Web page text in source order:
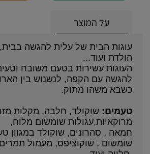
על המוצר
עוגות הבית של עלית להגשה
הולדת ועוד...
העוגות עשירות בטעם משובח
להגשה עם הקפה, לנשנוש בין
כשבא משהו מתוק.
טעמים: שוקולד, חלבה, מקלות
מרוקאיות,עגולות שומשום מלוח,
חמאה , סהרונים, שוקולד במגוון
שומשום , שוקוציפס, מעמול תמרים